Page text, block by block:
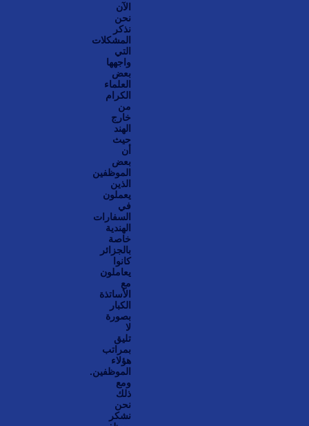
الآن
نحن
نذكر
المشكلات
التي
واجهها
بعض
العلماء
الكرام
من
خارج
الهند
حيث
أن
بعض
الموظفين
الذين
يعملون
في
السفارات
الهندية
خاصة
بالجزائر
كانوا
يعاملون
مع
الأساتذة
الكبار
بصورة
لا
تليق
بمراتب
هؤلاء
الموظفين.
ومع
ذلك
نحن
نشكر